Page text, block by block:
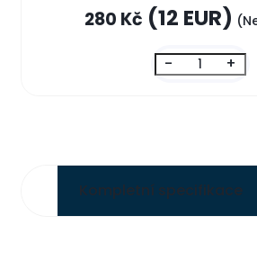
280 Kč (12 EUR)
- +
Kompletní specifikace